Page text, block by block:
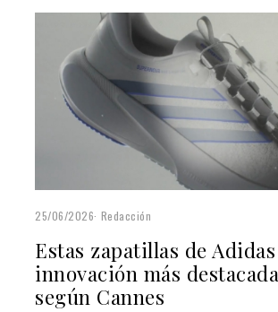
25/06/2026 Redacción
Estas zapatillas de
innovación más
según Cannes